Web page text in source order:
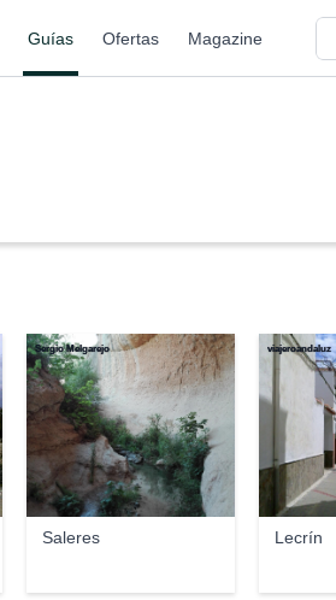
Guías Ofertas Magazine
Saleres
Sergio Melgarejo
Lecrín
viajeroandaluz